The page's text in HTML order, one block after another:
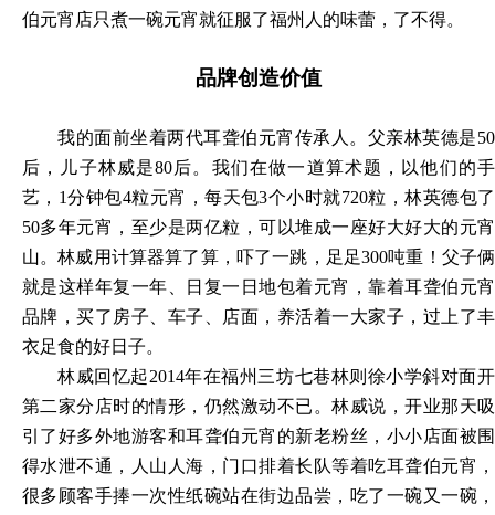
伯元宵店只煮一碗元宵就征服了福州人的味蕾，了不得。
品牌创造价值
我的面前坐着两代耳聋伯元宵传承人。父亲林英德是50
后，儿子林威是80后。我们在做一道算术题，以他们的手
艺，1分钟包4粒元宵，每天包3个小时就720粒，林英德包了
50多年元宵，至少是两亿粒，可以堆成一座好大好大的元宵
山。林威用计算器算了算，吓了一跳，足足300吨重！父子俩
就是这样年复一年、日复一日地包着元宵，靠着耳聋伯元宵
品牌，买了房子、车子、店面，养活着一大家子，过上了丰
衣足食的好日子。
林威回忆起2014年在福州三坊七巷林则徐小学斜对面开
第二家分店时的情形，仍然激动不已。林威说，开业那天吸
引了好多外地游客和耳聋伯元宵的新老粉丝，小小店面被围
得水泄不通，人山人海，门口排着长队等着吃耳聋伯元宵，
很多顾客手捧一次性纸碗站在街边品尝，吃了一碗又一碗，